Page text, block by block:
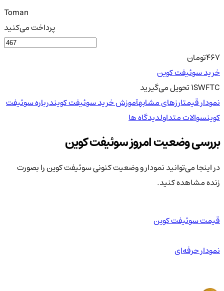
Toman
پرداخت می‌کنید
467تومان
خرید سوئیفت کوین
1SWFTCتحویلمی‌گیرید
نمودار قیمتارزهای مشابهآموزش خرید سوئیفت کویندرباره سوئیفت
کوینسوالات متداولدیدگاه ها
بررسی وضعیت امروز سوئیفت کوین
در اینجا می‌توانید نمودار و وضعیت کنونی سوئیفت کوین را بصورت
زنده مشاهده کنید.
قیمت سوئیفت کوین
نمودار حرفه‌ای